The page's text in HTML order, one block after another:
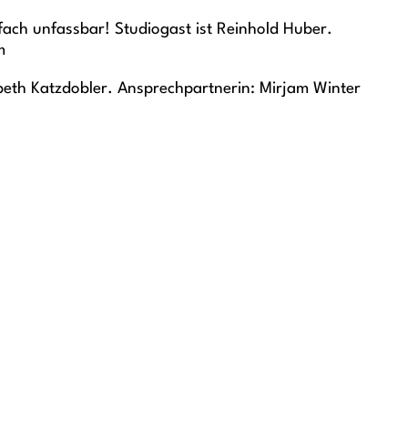
unfassbar! Studiogast ist Reinhold Huber.
Katzdobler. Ansprechpartnerin: Mirjam Winter